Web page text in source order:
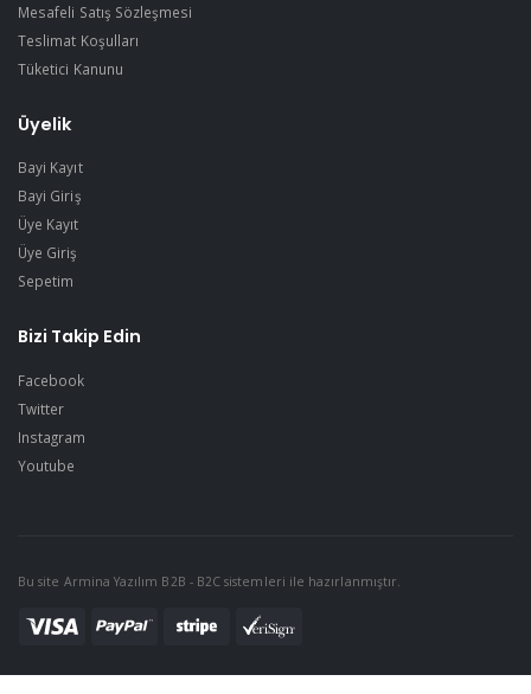
Mesafeli Satış Sözleşmesi
Teslimat Koşulları
Tüketici Kanunu
Üyelik
Bayi Kayıt
Bayi Giriş
Üye Kayıt
Üye Giriş
Sepetim
Bizi Takip Edin
Facebook
Twitter
Instagram
Youtube
Bu site Armina Yazılım B2B - B2C sistemleri ile hazırlanmıştır.